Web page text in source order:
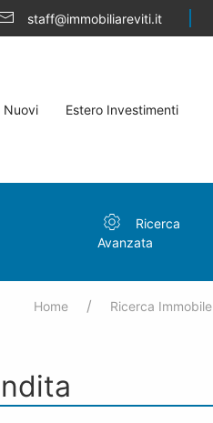
staff@immobiliareviti.it
Nuovi Estero Investimenti
Ricerca
Avanzata
Home Ricerca Immobile